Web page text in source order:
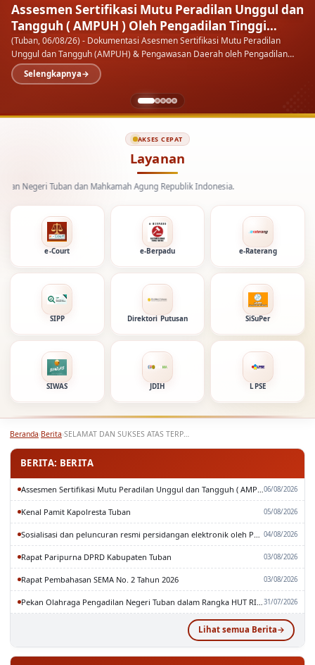
Assesmen Sertifikasi Mutu Peradilan Unggul dan
Tangguh ( AMPUH ) Oleh Pengadilan Tinggi
Surabaya
(Tuban, 06/08/26) - Dokumentasi Asesmen Sertifikasi Mutu Peradilan
Unggul dan Tangguh (AMPUH) & Pengawasan Daerah oleh Pengadilan
Tinggi Surabaya pada Pengadilan Negeri…
Selengkapnya
AKSES CEPAT
Layanan
Tuban dan Mahkamah Agung Republik Indonesia.
e-Court e-Berpadu e-Raterang
SIPP Direktori Putusan SiSuPer
SIWAS JDIH LPSE
Beranda›Berita› SELAMAT DAN SUKSES ATAS TERPILIHNYA WKMA BIDANG YUDISIAL
BERITA: BERITA
06/08/2026
Kenal Pamit Kapolresta Tuban 05/08/2026
04/08/2026
Rapat Paripurna DPRD Kabupaten Tuban 03/08/2026
Rapat Pembahasan SEMA No. 2 Tahun 2026 03/08/2026
31/07/2026
Lihat semua Berita